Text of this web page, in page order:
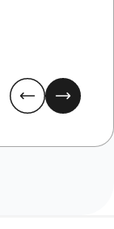
ze
in de